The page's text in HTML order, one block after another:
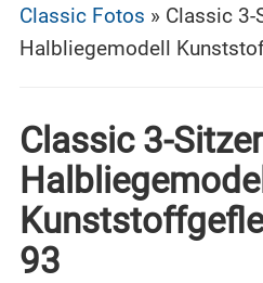
Classic Fotos » Classic 3-
Halbliegemodell
Classic 3-Sitzer
Halbliegemodell
93